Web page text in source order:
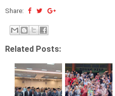
Share:
Related Posts: